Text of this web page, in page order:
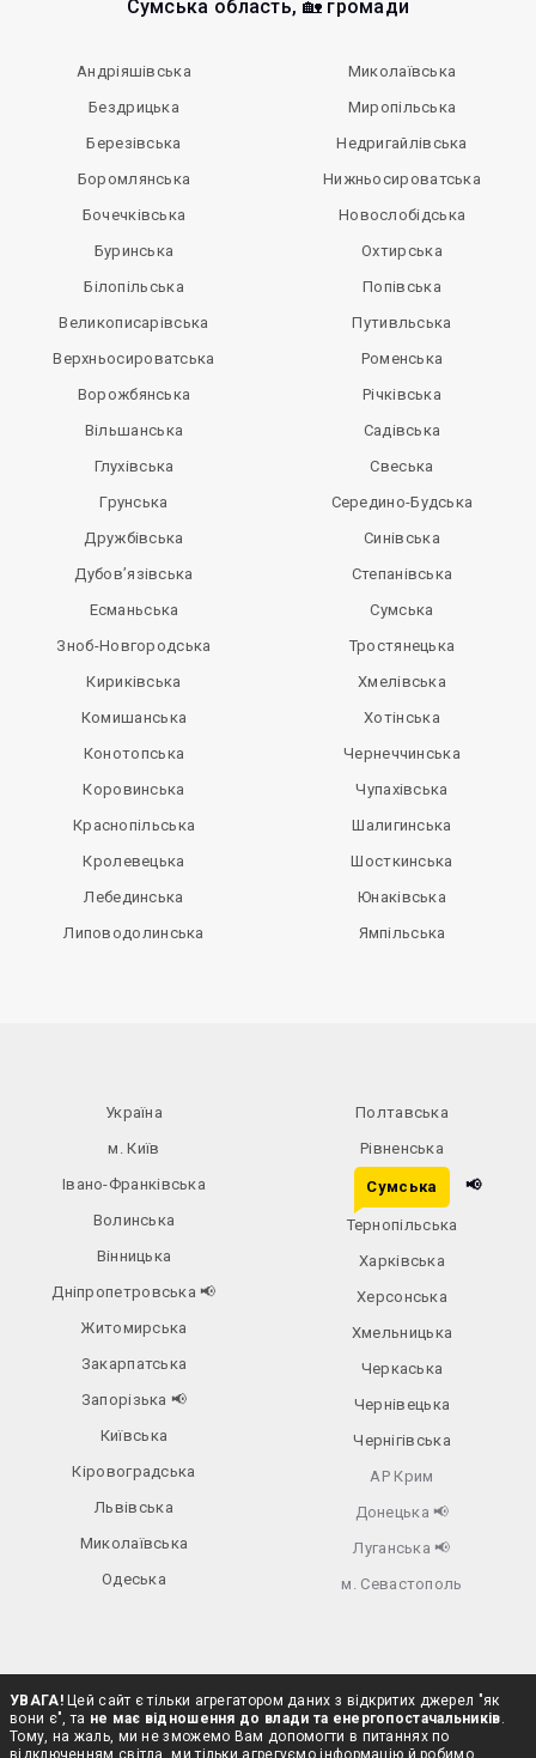
Сумська область, 🏡 громади
Андріяшівська
Бездрицька
Березівська
Боромлянська
Бочечківська
Буринська
Білопільська
Великописарівська
Верхньосироватська
Ворожбянська
Вільшанська
Глухівська
Грунська
Дружбівська
Дубов’язівська
Есманьська
Зноб-Новгородська
Кириківська
Комишанська
Конотопська
Коровинська
Краснопільська
Кролевецька
Лебединська
Липоводолинська
Миколаївська
Миропільська
Недригайлівська
Нижньосироватська
Новослобідська
Охтирська
Попівська
Путивльська
Роменська
Річківська
Садівська
Свеська
Середино-Будська
Синівська
Степанівська
Сумська
Тростянецька
Хмелівська
Хотінська
Чернеччинська
Чупахівська
Шалигинська
Шосткинська
Юнаківська
Ямпільська
Україна
м. Київ
Івано-Франківська
Волинська
Вінницька
Дніпропетровська📢
Житомирська
Закарпатська
Запорізька 📢
Київська
Кіровоградська
Львівська
Миколаївська
Одеська
Полтавська
Рівненська
Сумська 📢
Тернопільська
Харківська
Херсонська
Хмельницька
Черкаська
Чернівецька
Чернігівська
АР Крим
Донецька 📢
Луганська 📢
м. Севастополь
УВАГА!Цей сайт є тільки агрегатором даних з відкритих джерел "як
вони є", та не має відношення до влади та енергопостачальників.
Тому, на жаль, ми не зможемо Вам допомогти в питаннях по